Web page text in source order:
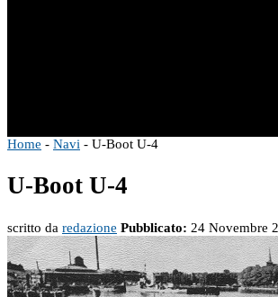
Home - Navi - U-Boot U-4
U-Boot U-4
scritto da redazione Pubblicato: 24 Novembre